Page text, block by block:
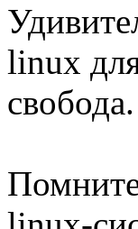
linux
свобода.